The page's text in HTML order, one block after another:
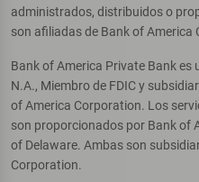
administrados, distribuidos o
son afiliadas de Bank of America
Bank of America Private Bank es
N.A., Miembro de FDIC y
of America Corporation. Los
son proporcionados por Bank of
of Delaware. Ambas son
Corporation.